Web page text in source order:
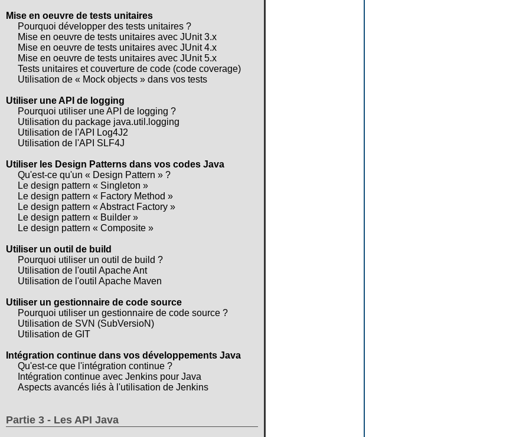
Mise en oeuvre de tests unitaires
Pourquoi développer des tests unitaires ?
Mise en oeuvre de tests unitaires avec JUnit 3.x
Mise en oeuvre de tests unitaires avec JUnit 4.x
Mise en oeuvre de tests unitaires avec JUnit 5.x
Tests unitaires et couverture de code (code coverage)
Utilisation de « Mock objects » dans vos tests
Utiliser une API de logging
Pourquoi utiliser une API de logging ?
Utilisation du package java.util.logging
Utilisation de l'API Log4J2
Utilisation de l'API SLF4J
Utiliser les Design Patterns dans vos codes Java
Qu'est-ce qu'un « Design Pattern » ?
Le design pattern « Singleton »
Le design pattern « Factory Method »
Le design pattern « Abstract Factory »
Le design pattern « Builder »
Le design pattern « Composite »
Utiliser un outil de build
Pourquoi utiliser un outil de build ?
Utilisation de l'outil Apache Ant
Utilisation de l'outil Apache Maven
Utiliser un gestionnaire de code source
Pourquoi utiliser un gestionnaire de code source ?
Utilisation de SVN (SubVersioN)
Utilisation de GIT
Intégration continue dans vos développements Java
Qu'est-ce que l'intégration continue ?
Intégration continue avec Jenkins pour Java
Aspects avancés liés à l'utilisation de Jenkins
Partie 3 - Les API Java